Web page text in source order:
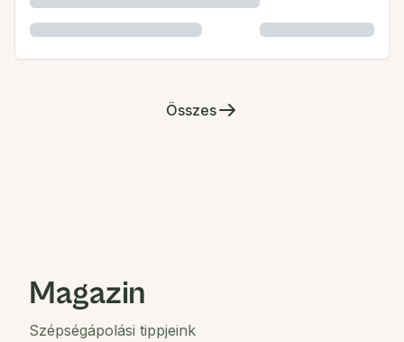
Összes
Magazin
Szépségápolási tippjeink